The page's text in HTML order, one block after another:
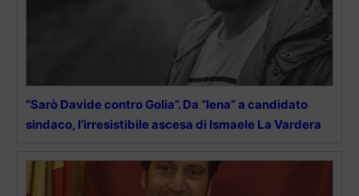
“Sarò Davide contro Golia”. Da “Iena” a candidato
sindaco, l’irresistibile ascesa di Ismaele La Vardera